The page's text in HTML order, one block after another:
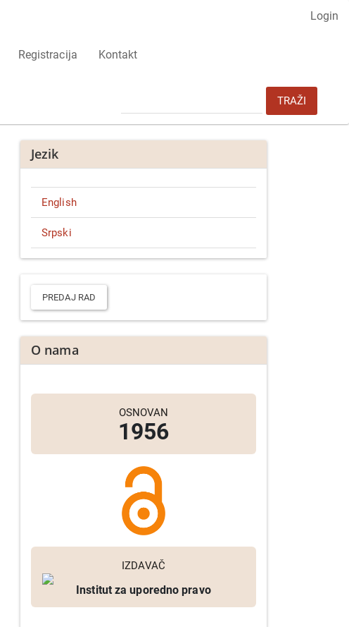
Login
Registracija Kontakt
TRAŽI
Jezik
English
Srpski
Predaj
radPREDAJ RAD
O nama
OSNOVAN
1956
IZDAVAČ
Institut za uporedno pravo